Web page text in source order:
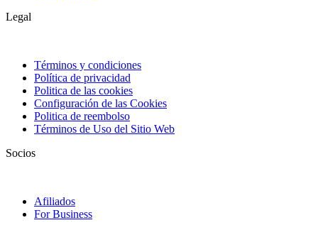
Legal
Términos y condiciones
Política de privacidad
Politica de las cookies
Configuración de las Cookies
Politica de reembolso
Términos de Uso del Sitio Web
Socios
Afiliados
For Business